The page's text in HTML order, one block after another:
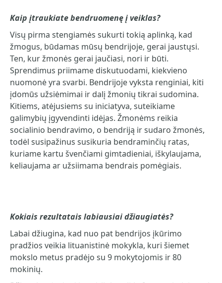
Kaip įtraukiate bendruomenę į veiklas?
Visų pirma stengiamės sukurti tokią aplinką, kad
žmogus, būdamas mūsų bendrijoje, gerai jaustųsi.
Ten, kur žmonės gerai jaučiasi, nori ir būti.
Sprendimus priimame diskutuodami, kiekvieno
nuomonė yra svarbi. Bendrijoje vyksta renginiai, kiti
įdomūs užsiėmimai ir dalį žmonių tikrai sudomina.
Kitiems, atėjusiems su iniciatyva, suteikiame
galimybių įgyvendinti idėjas. Žmonėms reikia
socialinio bendravimo, o bendriją ir sudaro žmonės,
todėl susipažinus susikuria bendraminčių ratas,
kuriame kartu švenčiami gimtadieniai, iškylaujama,
keliaujama ar užsiimama bendrais pomėgiais.
Kokiais rezultatais labiausiai džiaugiatės?
Labai džiugina, kad nuo pat bendrijos įkūrimo
pradžios veikia lituanistinė mokykla, kuri šiemet
mokslo metus pradėjo su 9 mokytojomis ir 80
mokinių.